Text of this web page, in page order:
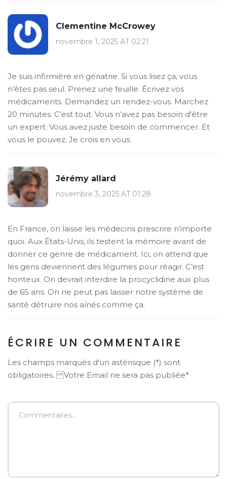
Clementine McCrowey
novembre 1, 2025 AT 02:21
Je suis infirmière en gériatrie. Si vous lisez ça, vous
n’êtes pas seul. Prenez une feuille. Écrivez vos
médicaments. Demandez un rendez-vous. Marchez
20 minutes. C’est tout. Vous n’avez pas besoin d’être
un expert. Vous avez juste besoin de commencer. Et
vous le pouvez. Je crois en vous.
Jérémy allard
novembre 3, 2025 AT 01:28
En France, on laisse les médecins prescrire n’importe
quoi. Aux États-Unis, ils testent la mémoire avant de
donner ce genre de médicament. Ici, on attend que
les gens deviennent des légumes pour réagir. C’est
honteux. On devrait interdire la procyclidine aux plus
de 65 ans. On ne peut pas laisser notre système de
santé détruire nos aînés comme ça.
ÉCRIRE UN COMMENTAIRE
Les champs marqués d'un astérisque (*) sont
obligatoires. Votre Email ne sera pas publiée*